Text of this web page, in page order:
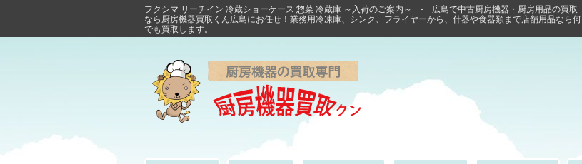
フクシマ リーチイン 冷蔵ショーケース 惣菜 冷蔵庫 ～入荷のご案内～ - 広島で中古厨房機器・厨房用品の買取
なら厨房機器買取くん広島にお任せ！業務用冷凍庫、シンク、フライヤーから、什器や食器類まで店舗用品なら何
でも買取します。